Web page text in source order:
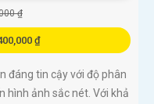
₫
₫
đáng tin cậy với độ phân
hình ảnh sắc nét. Với khả